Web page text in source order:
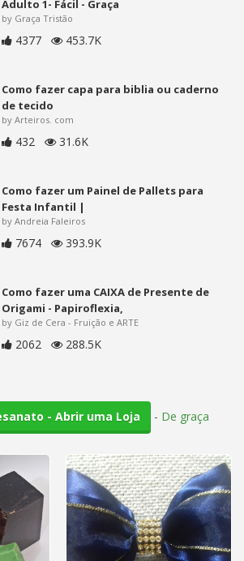
Adulto 1- Fácil - Graça
by Graça Tristão
4377 453.7K
Como fazer capa para biblia ou caderno
de tecido
by Arteiros. com
432 31.6K
Como fazer um Painel de Pallets para
Festa Infantil |
by Andreia Faleiros
7674 393.9K
Como fazer uma CAIXA de Presente de
Origami - Papiroflexia,
by Giz de Cera - Fruição e ARTE
2062 288.5K
- Abrir uma Loja - De graça